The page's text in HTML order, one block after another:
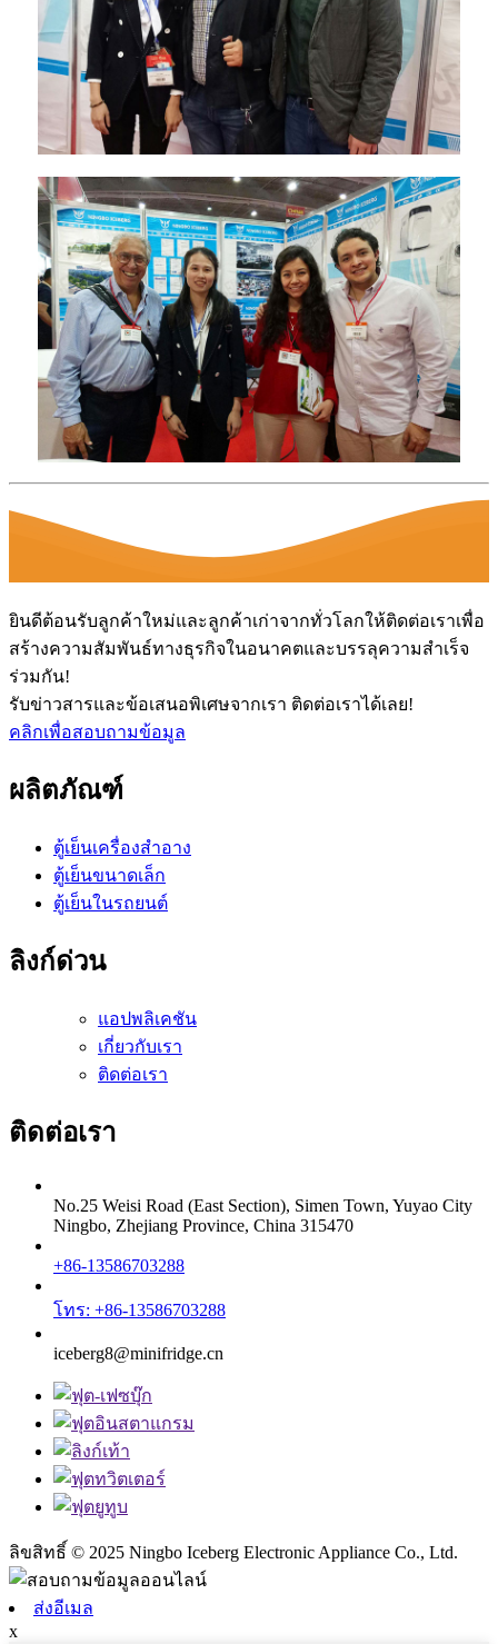
ยินดีต้อนรับลูกค้าใหม่และลูกค้าเก่าจากทั่วโลกให้ติดต่อเราเพื่อ
สร้างความสัมพันธ์ทางธุรกิจในอนาคตและบรรลุความสำเร็จ
ร่วมกัน!
รับข่าวสารและข้อเสนอพิเศษจากเรา ติดต่อเราได้เลย!
คลิกเพื่อสอบถามข้อมูล
ผลิตภัณฑ์
ตู้เย็นเครื่องสำอาง
ตู้เย็นขนาดเล็ก
ตู้เย็นในรถยนต์
ลิงก์ด่วน
แอปพลิเคชัน
เกี่ยวกับเรา
ติดต่อเรา
ติดต่อเรา
No.25 Weisi Road (East Section), Simen Town, Yuyao City
Ningbo, Zhejiang Province, China 315470
+86-13586703288
โทร: +86-13586703288
iceberg8@minifridge.cn
ลิขสิทธิ์ © 2025 Ningbo Iceberg Electronic Appliance Co., Ltd.
ส่งอีเมล
x